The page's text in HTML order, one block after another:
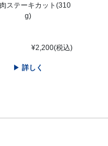
ステーキカット(310
g)
¥2,200(税込)
詳しく